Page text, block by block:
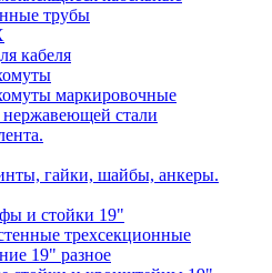
трубы
кабеля
маркировочные
стали
гайки, шайбы, анкеры.
и стойки 19"
трехсекционные
19" разное